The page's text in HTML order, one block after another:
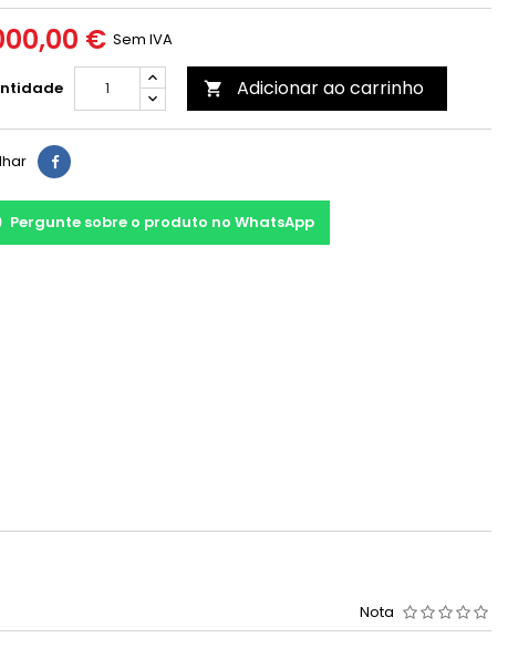
€ Sem IVA
 Adicionar ao carrinho
Pergunte sobre o produto no WhatsApp
Nota